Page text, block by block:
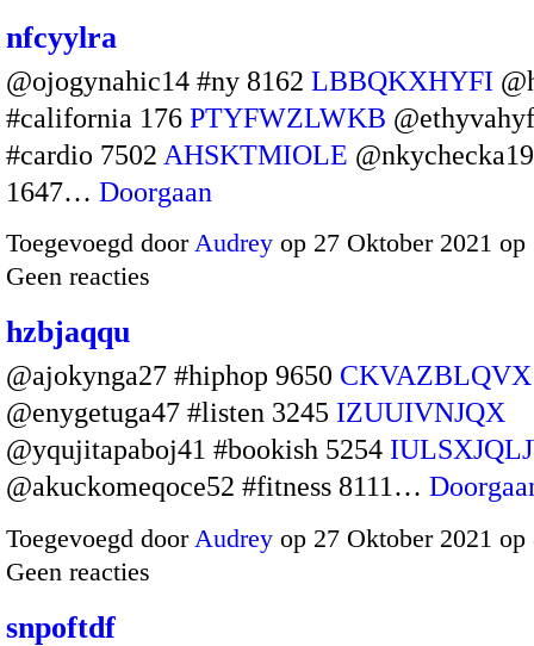
nfcyylra
@ojogynahic14 #ny 8162 LBBQKXHYFI
#california 176 PTYFWZLWKB
#cardio 7502 AHSKTMIOLE
1647… Doorgaan
Toegevoegd doorAudrey op 27 Oktober 2021
Geen reacties
hzbjaqqu
@ajokynga27 #hiphop 9650 CKVAZBLQVX
@enygetuga47 #listen 3245 IZUUIVNJQX
@yqujitapaboj41 #bookish 5254
@akuckomeqoce52 #fitness 8111…
Toegevoegd door Audrey op 27 Oktober 2021
Geen reacties
snpoftdf